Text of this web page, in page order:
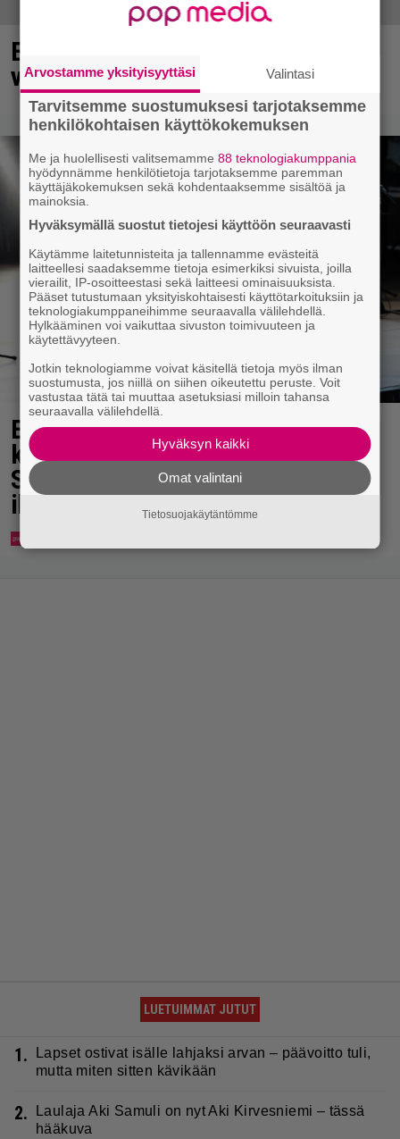
Elämäni biisin Katja Ståhlin roisi
vitsi suututti somen välittömästi
Eppu Normaalin jäähyväiset
koskettivat myös presidenttiä –
Stubbin sydämelliset kiitokset
ihastuttavat
LUETUIMMAT JUTUT
1.
Lapset ostivat isälle lahjaksi arvan – päävoitto tuli,
mutta miten sitten kävikään
2.
Laulaja Aki Samuli on nyt Aki Kirvesniemi – tässä
hääkuva
Arvostamme yksityisyyttäsi Valintasi
Tarvitsemme suostumuksesi tarjotaksemme
henkilökohtaisen käyttökokemuksen
Me ja huolellisesti valitsemamme88 teknologiakumppania
hyödynnämme henkilötietoja tarjotaksemme paremman
käyttäjäkokemuksen sekä kohdentaaksemme sisältöä ja
mainoksia.
Hyväksymällä suostut tietojesi käyttöön seuraavasti
Käytämme laitetunnisteita ja tallennamme evästeitä
laitteellesi saadaksemme tietoja esimerkiksi sivuista, joilla
vierailit, IP-osoitteestasi sekä laitteesi ominaisuuksista.
Pääset tutustumaan yksityiskohtaisesti käyttötarkoituksiin ja
teknologiakumppaneihimme seuraavalla välilehdellä.
Hylkääminen voi vaikuttaa sivuston toimivuuteen ja
käytettävyyteen.
Jotkin teknologiamme voivat käsitellä tietoja myös ilman
suostumusta, jos niillä on siihen oikeutettu peruste. Voit
vastustaa tätä tai muuttaa asetuksiasi milloin tahansa
seuraavalla välilehdellä.
Hyväksyn kaikki
Omat valintani
Tietosuojakäytäntömme